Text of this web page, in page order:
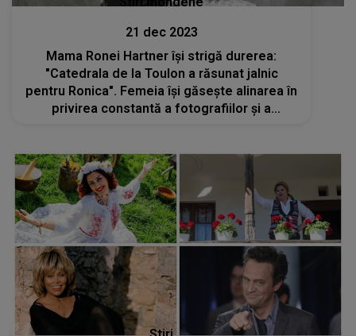
21 dec 2023
Mama Ronei Hartner își strigă durerea:
"Catedrala de la Toulon a răsunat jalnic
pentru Ronica". Femeia își găsește alinarea în
privirea constantă a fotografiilor și a